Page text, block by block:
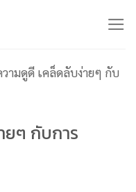
ามดูดี เคล็ดลับง่ายๆ กับ
ๆ กับการ